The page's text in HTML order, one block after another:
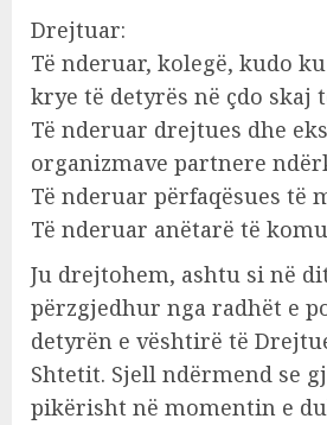
Drejtuar:
Të nderuar, kolegë, kudo
krye të detyrës në çdo skaj
Të nderuar drejtues dhe
organizmave partnere
Të nderuar përfaqësues të
Të nderuar anëtarë të
Ju drejtohem, ashtu si në
përzgjedhur nga radhët e
detyrën e vështirë të
Shtetit. Sjell ndërmend se
pikërisht në momentin e